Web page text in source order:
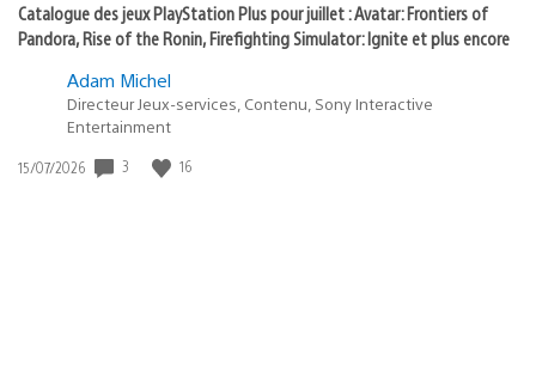
Catalogue des jeux PlayStation Plus pour juillet : Avatar: Frontiers of
Pandora, Rise of the Ronin, Firefighting Simulator: Ignite et plus encore
Adam Michel
Directeur Jeux-services, Contenu, Sony Interactive
Entertainment
Date
15/07/2026 3 16